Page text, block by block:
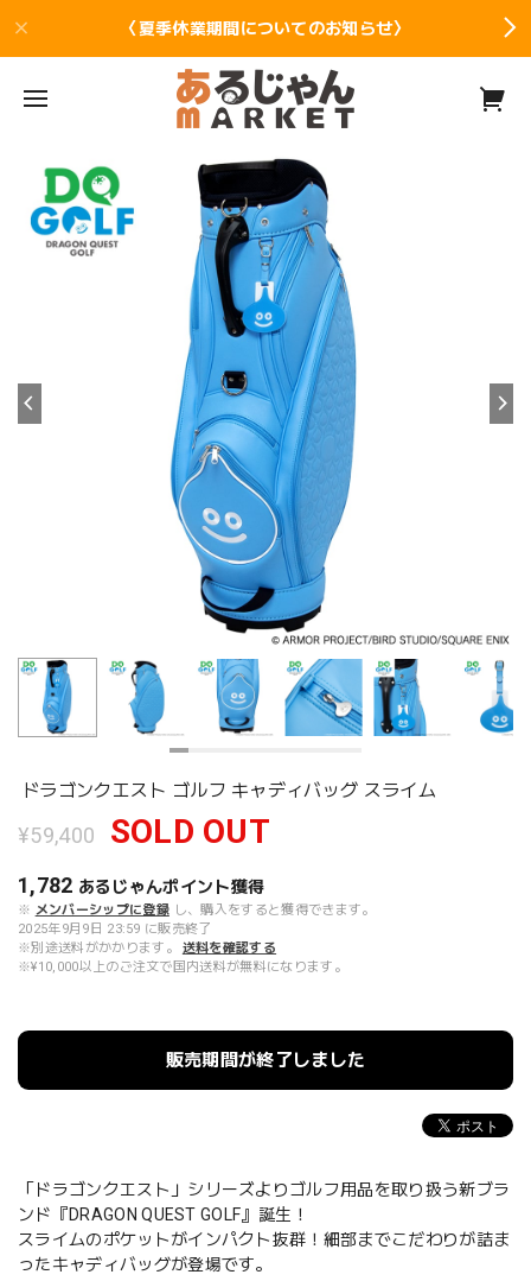
〈夏季休業期間についてのお知らせ〉
ドラゴンクエスト ゴルフ キャディバッグ スライム
¥59,400 SOLD OUT
1,782 あるじゃんポイント獲得
※ メンバーシップに登録 し、購入をすると獲得できます。
2025年9月9日 23:59 に販売終了
※別途送料がかかります。
送料を確認する
※¥10,000以上のご注文で国内送料が無料になります。
販売期間が終了しました
「ドラゴンクエスト」シリーズよりゴルフ用品を取り扱う新ブラ
ンド『DRAGON QUEST GOLF』誕生！
スライムのポケットがインパクト抜群！細部までこだわりが詰ま
ったキャディバッグが登場です。